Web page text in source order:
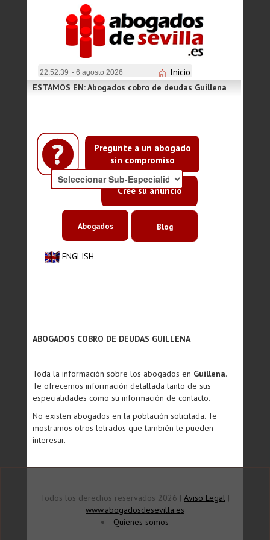
22:52:39 - 6 agosto 2026 Inicio
Pregunte a un abogado
sin compromiso
Cree su anuncio
ESTAMOS EN: Abogados cobro de deudas Guillena
ENGLISH
Abogados Blog
ABOGADOS COBRO DE DEUDAS GUILLENA
Toda la información sobre los abogados en Guillena.
Te ofrecemos información detallada tanto de sus
especialidades como su información de contacto.
No existen abogados en la población solicitada. Te
mostramos otros letrados que también te pueden
interesar.
Todos los derechos reservados 2026 | Aviso Legal |
www.abogadosdesevilla.es
Quienes somos